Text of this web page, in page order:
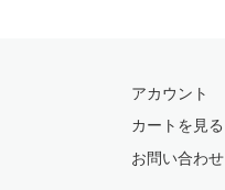
アカウント
カートを見る
お問い合わせ